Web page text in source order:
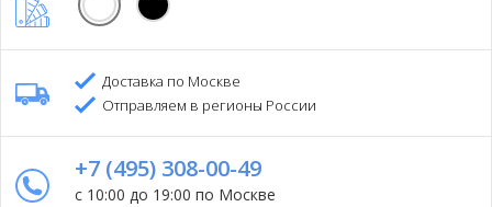
Доставка по Москве
Отправляем в регионы России
+7 (495) 308-00-49
с 10:00 до 19:00 по Москве